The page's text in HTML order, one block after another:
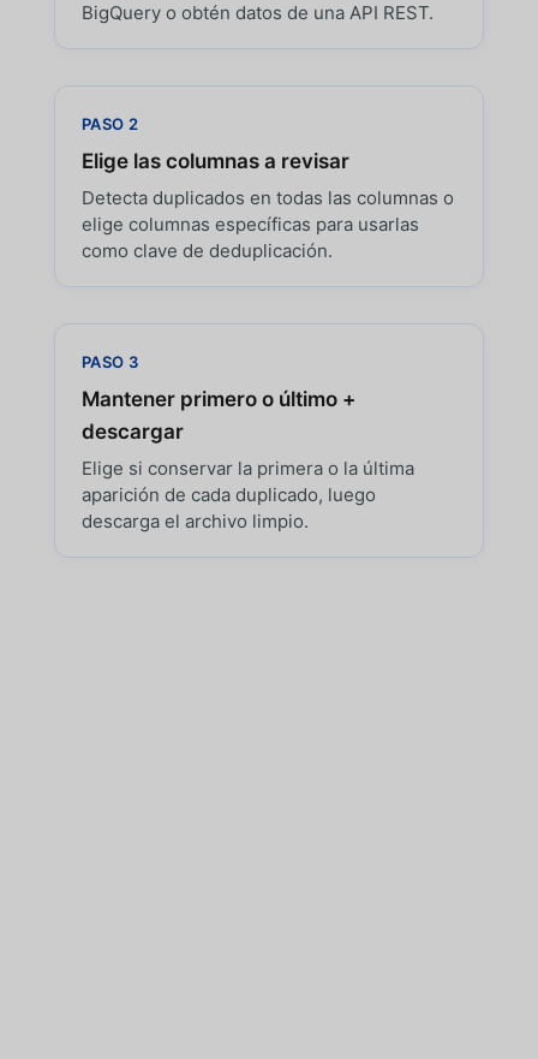
BigQuery o obtén datos de una API REST.
PASO 2
Elige las columnas a revisar
Detecta duplicados en todas las columnas o
elige columnas específicas para usarlas
como clave de deduplicación.
PASO 3
Mantener primero o último +
descargar
Elige si conservar la primera o la última
aparición de cada duplicado, luego
descarga el archivo limpio.